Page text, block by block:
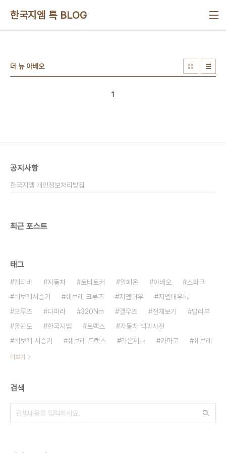
한국지엠 톡 BLOG
더 뉴 아베오
1
공지사항
한국지엠 개인정보처리방침
최근 포스트
태그
캡티바 자동차 토비토커 알페온 아베오
스파크
쉐보레시승기
쉐보레 크루즈 지엠대우
지엠대우톡
크루즈
다파라 320Nm 엘우즈 전체보기
말리부
올란도
한국지엠 트랙스
자동차 백과사전
쉐보레 시승기
쉐보레 트랙스 라온제나 카마로 쉐보레
더보기
검색